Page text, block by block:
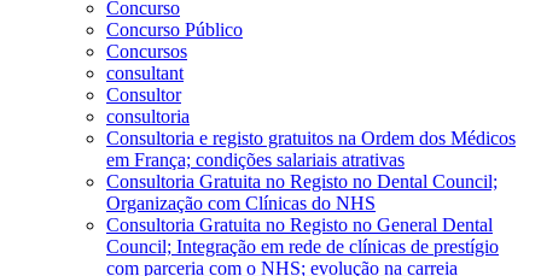
Concurso
Concurso Público
Concursos
consultant
Consultor
consultoria
Consultoria e registo gratuitos na Ordem dos Médicos
em França; condições salariais atrativas
Consultoria Gratuita no Registo no Dental Council;
Organização com Clínicas do NHS
Consultoria Gratuita no Registo no General Dental
Council; Integração em rede de clínicas de prestígio
com parceria com o NHS; evolução na carreia